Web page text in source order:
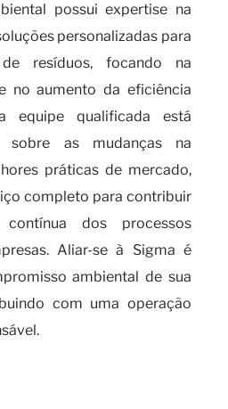
possui expertise na
personalizadas para
resíduos, focando na
no aumento da eficiência
equipe qualificada está
sobre as mudanças na
práticas de mercado,
completo para contribuir
dos processos
Aliar-se à Sigma é
ambiental de sua
com uma operação